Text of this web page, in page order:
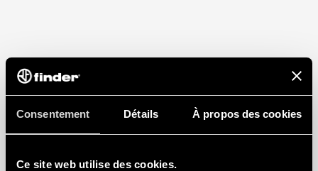
Consentement Détails À propos des cookies
Ce site web utilise des cookies.